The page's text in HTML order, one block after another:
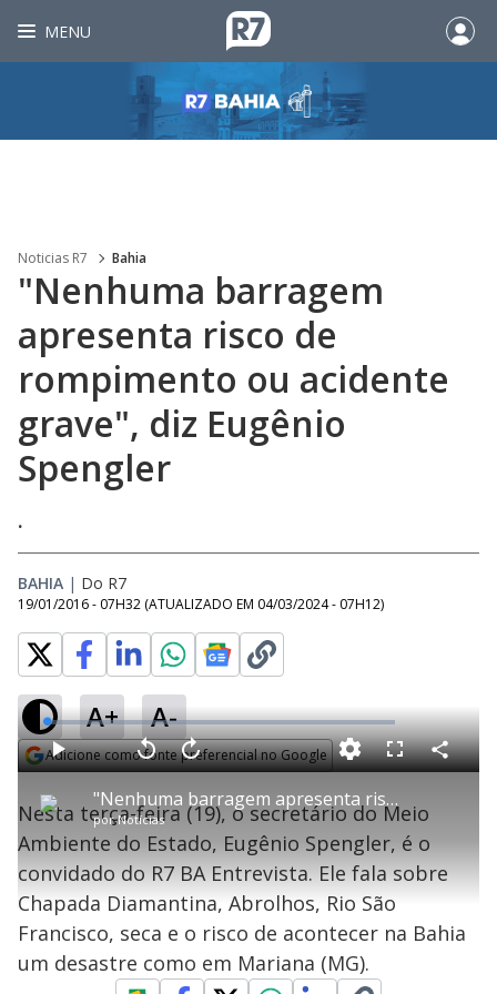
MENU
Noticias R7 Bahia
"Nenhuma barragem
apresenta risco de
rompimento ou acidente
grave", diz Eugênio
Spengler
.
BAHIA | Do R7
19/01/2016 - 07H32 (ATUALIZADO EM 04/03/2024 - 07H12)
A+ A-
Adicione como fonte preferencial no Google
P
l
a
"Nenhuma barragem apresenta risco de rompimento ou acidente grave", diz Eugênio Spengler
porNotícias
P V
t
a
r
1
0
n
d
s
A
a
ç
a
1
s
e
u
n
o
s
L
o
a
d
e
:
0
.
6
3
%
F
l
s
c
n
C
o
a
Nesta terça-feira (19), o secretário do Meio
Ambiente do Estado, Eugênio Spengler, é o
convidado do R7 BA Entrevista. Ele fala sobre
Chapada Diamantina, Abrolhos, Rio São
Francisco, seca e o risco de acontecer na Bahia
um desastre como em Mariana (MG).